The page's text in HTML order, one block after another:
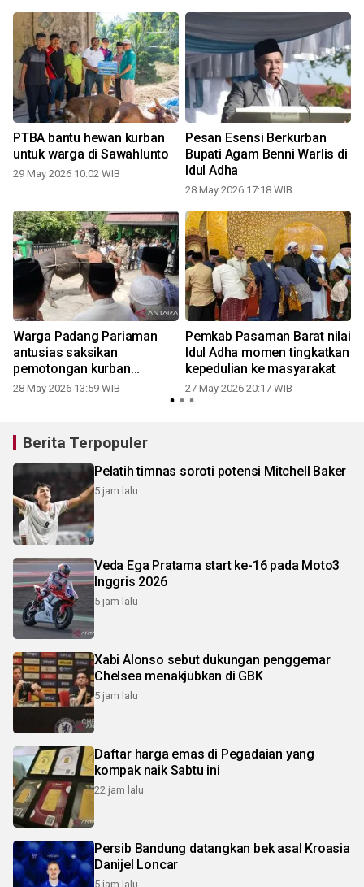
PTBA bantu hewan kurban
untuk warga di Sawahlunto
29 May 2026 10:02 WIB
Pesan Esensi Berkurban
Bupati Agam Benni Warlis di
Idul Adha
28 May 2026 17:18 WIB
Warga Padang Pariaman
antusias saksikan
pemotongan kurban
presiden
28 May 2026 13:59 WIB
Pemkab Pasaman Barat nilai
Idul Adha momen tingkatkan
kepedulian ke masyarakat
27 May 2026 20:17 WIB
Berita Terpopuler
Pelatih timnas soroti potensi Mitchell Baker
5 jam lalu
Veda Ega Pratama start ke-16 pada Moto3
Inggris 2026
5 jam lalu
Xabi Alonso sebut dukungan penggemar
Chelsea menakjubkan di GBK
5 jam lalu
Daftar harga emas di Pegadaian yang
kompak naik Sabtu ini
22 jam lalu
Persib Bandung datangkan bek asal Kroasia
Danijel Loncar
5 jam lalu